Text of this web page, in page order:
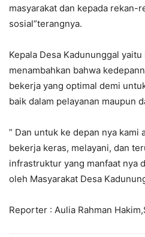
masyarakat dan kepada rekan-
sosial”terangnya.
Kepala Desa Kadununggal
menambahkan bahwa
bekerja yang optimal demi
baik dalam pelayanan maupun
” Dan untuk ke depan nya kami
bekerja keras, melayani, dan
infrastruktur yang manfaat nya
oleh Masyarakat Desa
Reporter : Aulia Rahman